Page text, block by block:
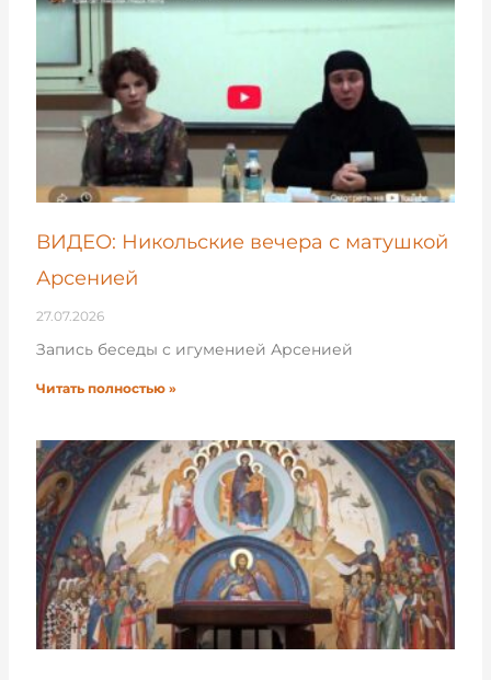
ВИДЕО: Никольские вечера с матушкой
Арсенией
27.07.2026
Запись беседы с игуменией Арсенией
Читать полностью »